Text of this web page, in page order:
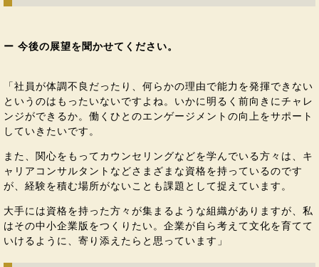
ー 今後の展望を聞かせてください。
「社員が体調不良だったり、何らかの理由で能力を発揮できない
というのはもったいないですよね。いかに明るく前向きにチャレ
ンジができるか。働くひとのエンゲージメントの向上をサポート
していきたいです。
また、関心をもってカウンセリングなどを学んでいる方々は、キ
ャリアコンサルタントなどさまざまな資格を持っているのです
が、経験を積む場所がないことも課題として捉えています。
大手には資格を持った方々が集まるような組織がありますが、私
はその中小企業版をつくりたい。企業が自ら考えて文化を育てて
いけるように、寄り添えたらと思っています」